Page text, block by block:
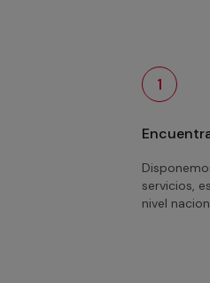
1
servicios,
nivel